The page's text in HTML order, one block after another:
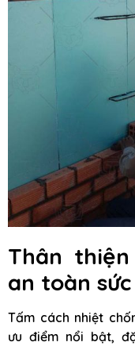
Thân
an toàn
Tấm cách nhiệt
ưu điểm nổi bật,